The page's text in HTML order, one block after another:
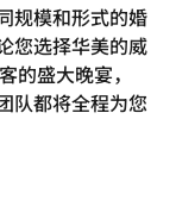
规模和形式的婚
您选择华美的威
的盛大晚宴，
队都将全程为您